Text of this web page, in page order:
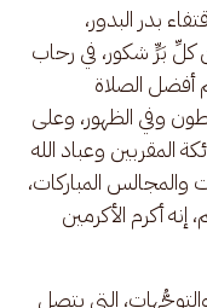
بدر البدور،
كلِّ بَرٍّ شكور، في رحاب
أفضل الصلاة
وفي الظهور، وعلى
المقربين وعباد الله
المباركات،
أكرم الأكرمين
التي يتصل